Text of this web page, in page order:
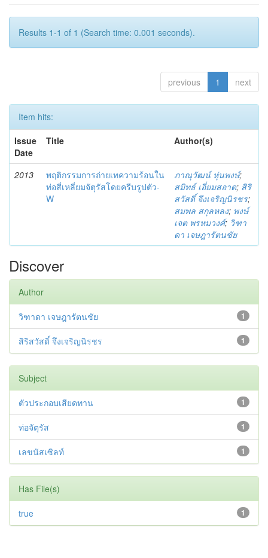
Results 1-1 of 1 (Search time: 0.001 seconds).
previous 1 next
Item hits:
Issue
Date
Title Author(s)
2013
พฤติกรรมการถ่ายเทความร้อนใน
ท่อสี่เหลี่ยมจัตุรัสโดยครีบรูปตัว-
W
ภาณุวัฒน์ หุ่นพงษ์;
สมิทธ์ เอี่ยมสอาด; สิริ
สวัสดิ์ จึงเจริญนิรชร;
สมพล สกุลหลง; พงษ์
เจต พรหมวงศ์; วิฑา
ดา เจษฎารัตนชัย
Discover
Author
1
วิฑาดา เจษฎารัตนชัย
1
สิริสวัสดิ์ จึงเจริญนิรชร
Subject
1
ตัวประกอบเสียดทาน
1
ท่อจัตุรัส
1
เลขนัสเซิลท์
Has File(s)
1
true